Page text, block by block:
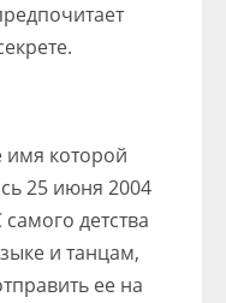
имя которой
25 июня 2004
детства
и танцам,
ее на